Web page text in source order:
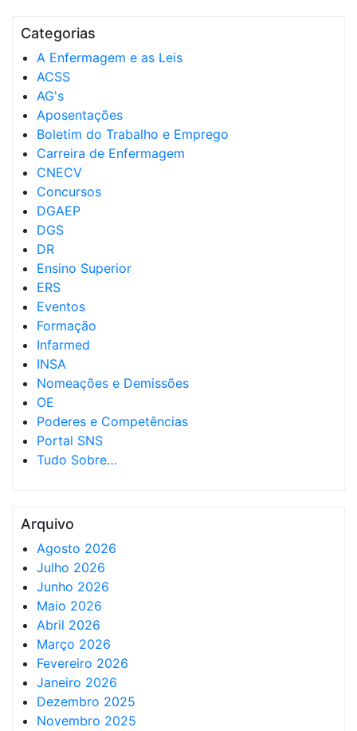
Categorias
A Enfermagem e as Leis
ACSS
AG's
Aposentações
Boletim do Trabalho e Emprego
Carreira de Enfermagem
CNECV
Concursos
DGAEP
DGS
DR
Ensino Superior
ERS
Eventos
Formação
Infarmed
INSA
Nomeações e Demissões
OE
Poderes e Competências
Portal SNS
Tudo Sobre…
Arquivo
Agosto 2026
Julho 2026
Junho 2026
Maio 2026
Abril 2026
Março 2026
Fevereiro 2026
Janeiro 2026
Dezembro 2025
Novembro 2025